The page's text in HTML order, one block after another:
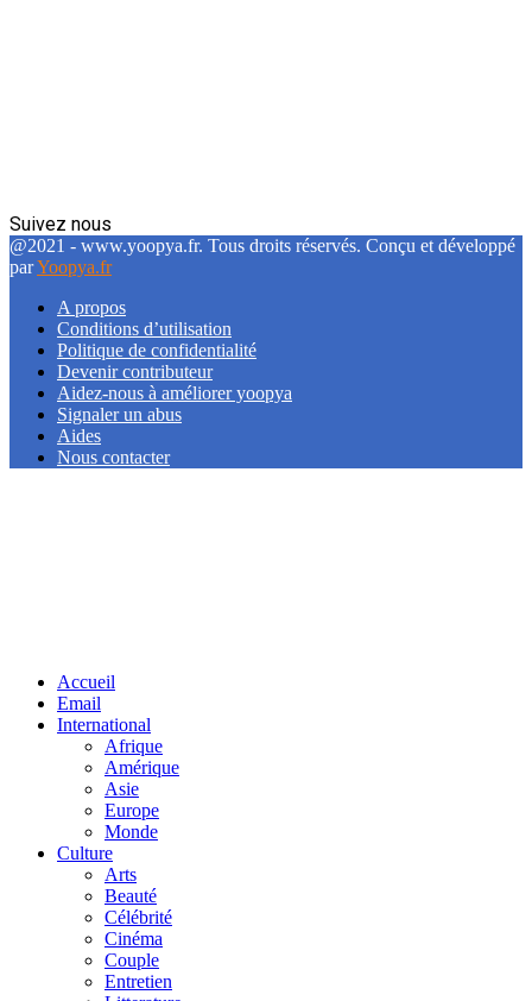
Suivez nous
Facebook
Twitter
Linkedin
@2021 - www.yoopya.fr. Tous droits réservés. Conçu et développé
parYoopya.fr
A propos
Conditions d’utilisation
Politique de confidentialité
Devenir contributeur
Aidez-nous à améliorer yoopya
Signaler un abus
Aides
Nous contacter
Accueil
Email
International
Afrique
Amérique
Asie
Europe
Monde
Culture
Arts
Beauté
Célébrité
Cinéma
Couple
Entretien